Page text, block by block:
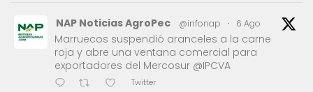
NAP Noticias AgroPec @infonap · 6 Ago
Marruecos suspendió aranceles a la carne
roja y abre una ventana comercial para
exportadores del Mercosur @IPCVA
Twitter